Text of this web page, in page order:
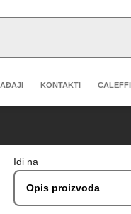
secondary
KONTAKTI
Idi na
Opis proizvoda